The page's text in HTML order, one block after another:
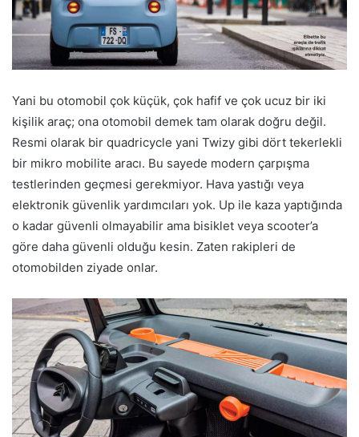
Yani bu otomobil çok küçük, çok hafif ve çok ucuz bir iki
kişilik araç; ona otomobil demek tam olarak doğru değil.
Resmi olarak bir quadricycle yani Twizy gibi dört tekerlekli
bir mikro mobilite aracı. Bu sayede modern çarpışma
testlerinden geçmesi gerekmiyor. Hava yastığı veya
elektronik güvenlik yardımcıları yok. Up ile kaza yaptığında
o kadar güvenli olmayabilir ama bisiklet veya scooter’a
göre daha güvenli olduğu kesin. Zaten rakipleri de
otomobilden ziyade onlar.